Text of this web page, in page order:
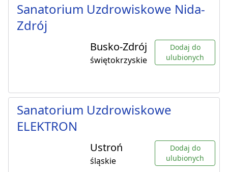
Sanatorium Uzdrowiskowe Nida-
Zdrój
Busko-Zdrój
świętokrzyskie
Dodaj do
ulubionych
Sanatorium Uzdrowiskowe
ELEKTRON
Ustroń
śląskie
Dodaj do
ulubionych